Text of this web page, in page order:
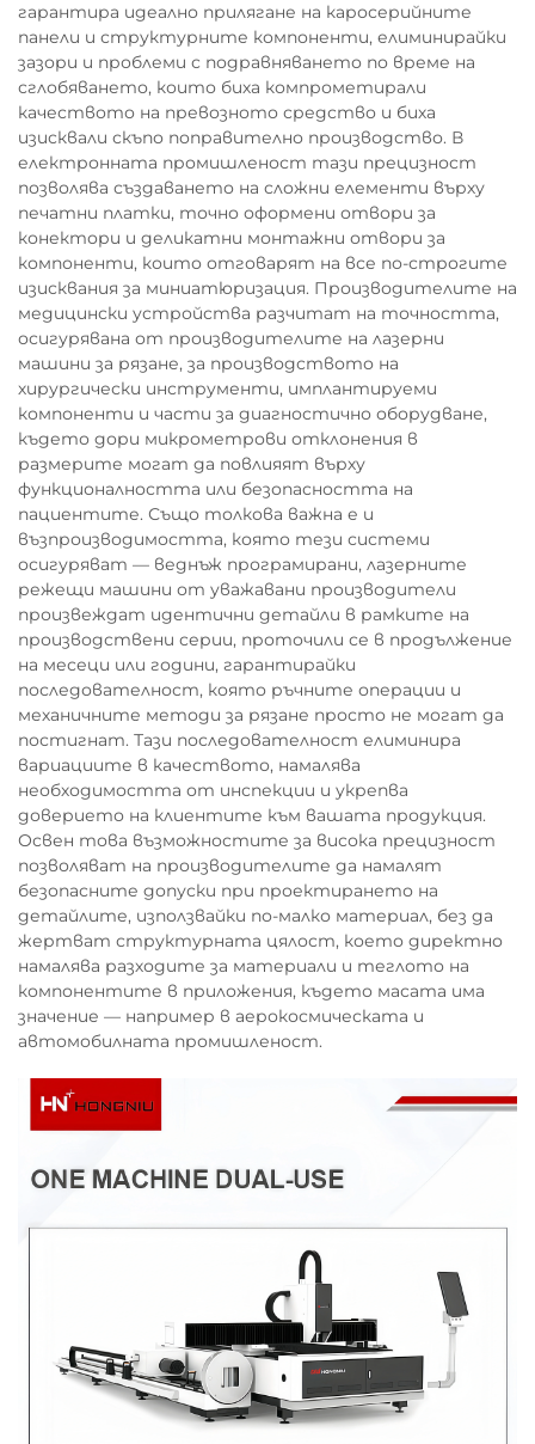
гарантира идеално прилягане на каросерийните
панели и структурните компоненти, елиминирайки
зазори и проблеми с подравняването по време на
сглобяването, които биха компрометирали
качеството на превозното средство и биха
изисквали скъпо поправително производство. В
електронната промишленост тази прецизност
позволява създаването на сложни елементи върху
печатни платки, точно оформени отвори за
конектори и деликатни монтажни отвори за
компоненти, които отговарят на все по-строгите
изисквания за миниатюризация. Производителите на
медицински устройства разчитат на точността,
осигурявана от производителите на лазерни
машини за рязане, за производството на
хирургически инструменти, имплантируеми
компоненти и части за диагностично оборудване,
където дори микрометрови отклонения в
размерите могат да повлияят върху
функционалността или безопасността на
пациентите. Също толкова важна е и
възпроизводимостта, която тези системи
осигуряват — веднъж програмирани, лазерните
режещи машини от уважавани производители
произвеждат идентични детайли в рамките на
производствени серии, проточили се в продължение
на месеци или години, гарантирайки
последователност, която ръчните операции и
механичните методи за рязане просто не могат да
постигнат. Тази последователност елиминира
вариациите в качеството, намалява
необходимостта от инспекции и укрепва
доверието на клиентите към вашата продукция.
Освен това възможностите за висока прецизност
позволяват на производителите да намалят
безопасните допуски при проектирането на
детайлите, използвайки по-малко материал, без да
жертват структурната цялост, което директно
намалява разходите за материали и теглото на
компонентите в приложения, където масата има
значение — например в аерокосмическата и
автомобилната промишленост.